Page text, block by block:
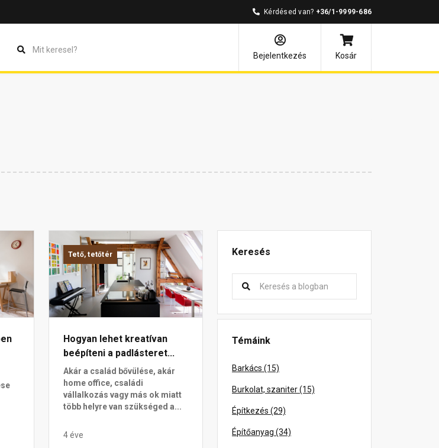
Kérdésed van? +36/1-9999-686
Bejelentkezés
Kosár
Tető, tetőtér
Hogyan lehet kreatívan
beépíteni a padlásteret...
Akár a család bővülése, akár
home office, családi
vállalkozás vagy más ok miatt
több helyre van szükséged a...
4 éve
Keresés
Témáink
Barkács (15)
Burkolat, szaniter (15)
Építkezés (29)
Építőanyag (34)